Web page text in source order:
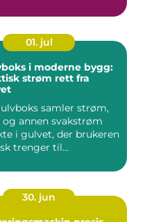
01. jul
i moderne bygg:
strøm rett fra
samler strøm,
og annen svakstrøm
i gulvet, der brukeren
trenger til...
30. jun